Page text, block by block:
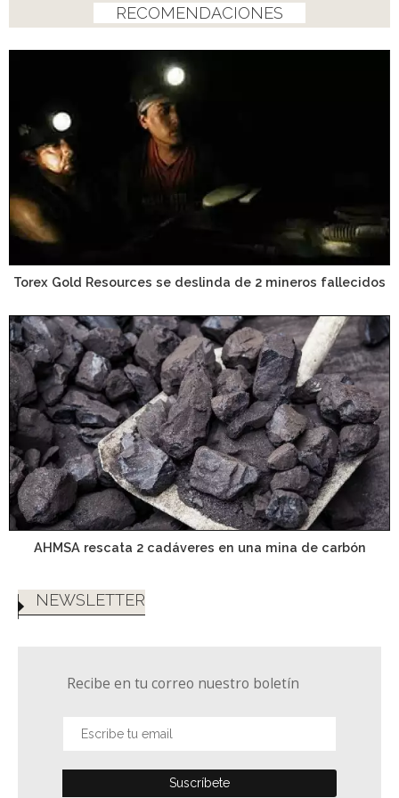
RECOMENDACIONES
Torex Gold Resources se deslinda de 2 mineros fallecidos
AHMSA rescata 2 cadáveres en una mina de carbón
NEWSLETTER
Recibe en tu correo nuestro boletín